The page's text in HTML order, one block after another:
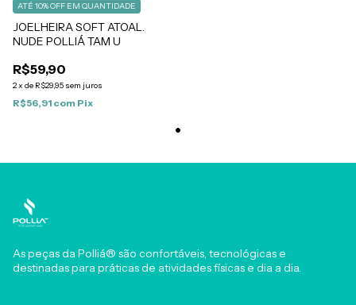
JOELHEIRA SOFT ATOAL.
NUDE POLLIÁ TAM U
R$59,90
2x de R$29,95 sem juros
ATÉ 10% OFF EM QUANTIDADE
R$56,91 com Pix
As peças da Polliá® são confortáveis, tecnológicas e
destinadas para práticas de atividades físicas e dia a dia.